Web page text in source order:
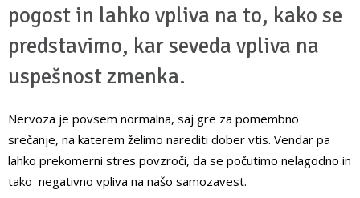
pogost in lahko vpliva na to, kako se
predstavimo, kar seveda vpliva na
uspešnost zmenka.
Nervoza je povsem normalna, saj gre za pomembno
srečanje, na katerem želimo narediti dober vtis. Vendar pa
lahko prekomerni stres povzroči, da se počutimo nelagodno in
tako negativno vpliva na našo samozavest.